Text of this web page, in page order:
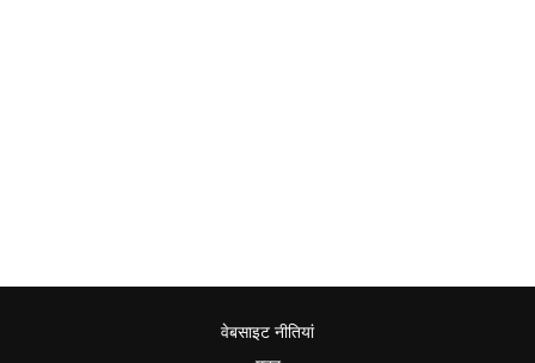
वेबसाइट नीतियां